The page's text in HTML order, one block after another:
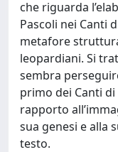
che riguarda
Pascoli nei Canti
metafore
leopardiani. Si
sembra
primo dei Canti di
rapporto
sua genesi e alla
testo.